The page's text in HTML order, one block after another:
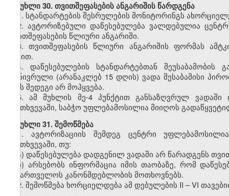
მუხლი30. თვითშეფასების ანგარიშის წარდგენა
1. სტანდარტების შესრულების მონიტორინგს
2. ავტორიზებული დაწესებულება ვალდებულია
თვითშეფასების წლიური ანგარიში.
3. თვითშეფასების წლიური ანგარიშის ფორმას
აქტით.
4. დაწესებულების სტანდარტებთან შეუსაბამობის
გონივრული (არანაკლებ 15 დღის) ვადა შესაბამისი
ამას შედეგი არ მოჰყვება.
5. ამ მუხლის მე-4 პუნქტით განსაზღვრულ ვადაში
შემთხვევაში, საბჭო უფლებამოსილია მიიღოს
მუხლი31. შემოწმება
1. ავტორიზაციის შემდეგ ცენტრი
შემთხვევაში, თუ:
ა) დაწესებულება დადგენილ ვადაში არ წარადგენს
ბ) არსებობს ინფორმაცია იმის თაობაზე, რომ
საქართველოს კანონმდებლობის მოთხოვნებს.
2. შემოწმება ხორციელდება ამ დებულების II – VI